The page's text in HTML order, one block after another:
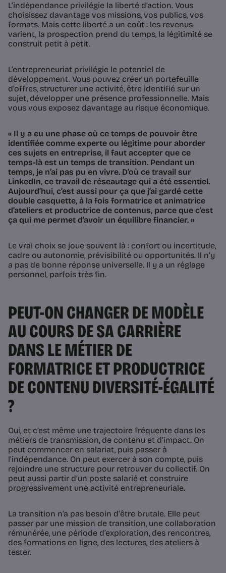
L’indépendance privilégie la liberté d’action. Vous
choisissez davantage vos missions, vos publics, vos
formats. Mais cette liberté a un coût : les revenus
varient, la prospection prend du temps, la légitimité se
construit petit à petit.
L’entrepreneuriat privilégie le potentiel de
développement. Vous pouvez créer un portefeuille
d’offres, structurer une activité, être identifié sur un
sujet, développer une présence professionnelle. Mais
vous vous exposez davantage au risque économique.
« Il y a eu une phase où ce temps de pouvoir être
identifiée comme experte ou légitime pour aborder
ces sujets en entreprise, il faut accepter que ce
temps-là est un temps de transition. Pendant un
temps, je n’ai pas pu en vivre. D’où ce travail sur
LinkedIn, ce travail de réseautage qui a été essentiel.
Aujourd’hui, c’est aussi pour ça que j’ai gardé cette
double casquette, à la fois formatrice et animatrice
d’ateliers et productrice de contenus, parce que c’est
ça qui me permet d’avoir un équilibre financier. »
Le vrai choix se joue souvent là : confort ou incertitude,
cadre ou autonomie, prévisibilité ou opportunités. Il n’y
a pas de bonne réponse universelle. Il y a un réglage
personnel, parfois très fin.
PEUT-ON CHANGER DE MODÈLE
AU COURS DE SA CARRIÈRE
DANS LE MÉTIER DE
FORMATRICE ET PRODUCTRICE
DE CONTENU DIVERSITÉ-ÉGALITÉ
?
Oui, et c’est même une trajectoire fréquente dans les
métiers de transmission, de contenu et d’impact. On
peut commencer en salariat, puis passer à
l’indépendance. On peut exercer à son compte, puis
rejoindre une structure pour retrouver du collectif. On
peut aussi partir d’un poste salarié et construire
progressivement une activité entrepreneuriale.
La transition n’a pas besoin d’être brutale. Elle peut
passer par une mission de transition, une collaboration
rémunérée, une période d’exploration, des rencontres,
des formations en ligne, des lectures, des ateliers à
tester.